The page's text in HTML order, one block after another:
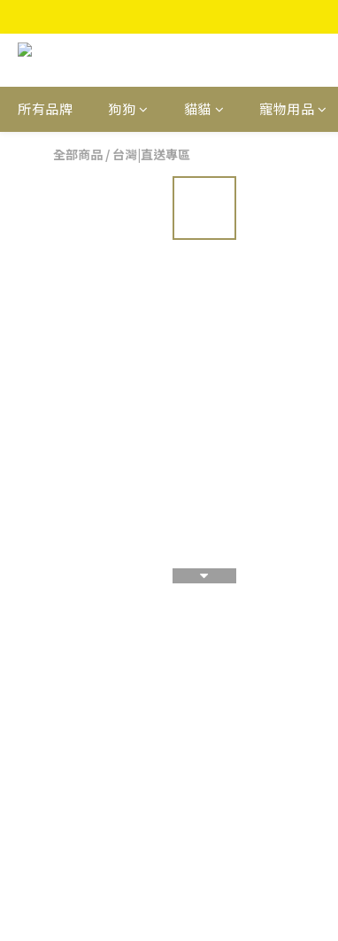
所有品牌 狗狗 貓貓 寵物用品
全部商品 / 台灣|直送專區